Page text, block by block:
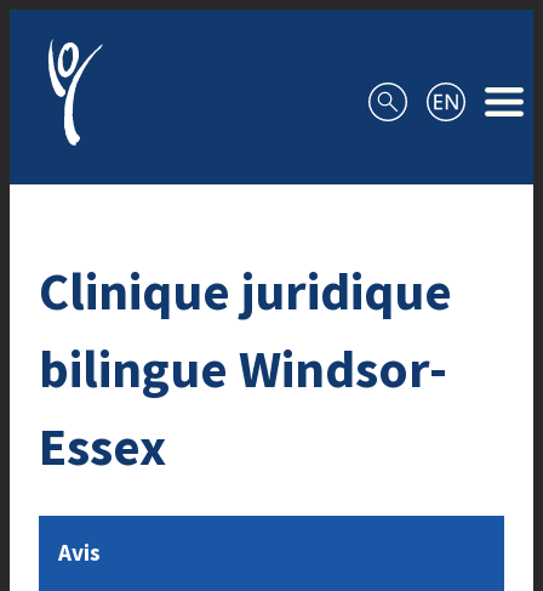
Clinique juridique
bilingue Windsor-
Essex
Avis